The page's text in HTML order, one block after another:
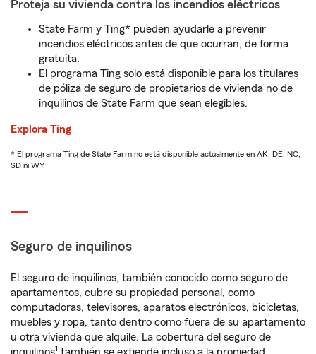
Proteja su vivienda contra los incendios eléctricos
State Farm y Ting* pueden ayudarle a prevenir
incendios eléctricos antes de que ocurran, de forma
gratuita.
El programa Ting solo está disponible para los titulares
de póliza de seguro de propietarios de vivienda no de
inquilinos de State Farm que sean elegibles.
Explora Ting
* El programa Ting de State Farm no está disponible actualmente en AK, DE, NC,
SD ni WY
Seguro de inquilinos
El seguro de inquilinos, también conocido como seguro de
apartamentos, cubre su propiedad personal, como
computadoras, televisores, aparatos electrónicos, bicicletas,
muebles y ropa, tanto dentro como fuera de su apartamento
u otra vivienda que alquile. La cobertura del seguro de
1